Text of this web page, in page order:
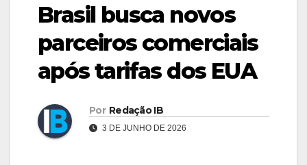
Brasil busca novos
parceiros comerciais
após tarifas dos EUA
Por Redação IB
3 DE JUNHO DE 2026